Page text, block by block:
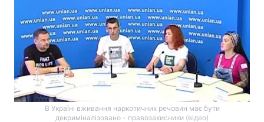
В Україні вживання наркотичних речовин має бути
декриміналізовано - правозахисники (відео)